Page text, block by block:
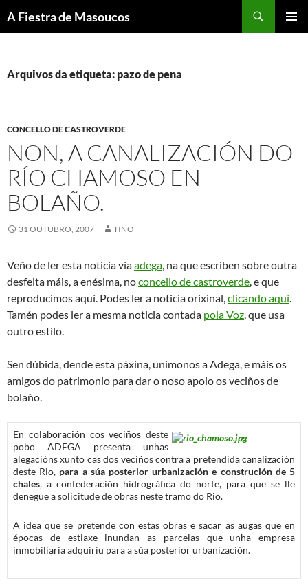
aoA Fiestra de Masoucos
Arquivos da etiqueta: pazo de pena
CONCELLO DE CASTROVERDE
NON, A CANALIZACIÓN DO
RÍO CHAMOSO EN
BOLAÑO.
31 OUTUBRO, 2007 TINO
Veño de ler esta noticia víaadega, na que escriben sobre outra
desfeita máis, a enésima, noconcello de castroverde, e que
reproducimos aquí. Podes ler a noticia orixinal,clicando aquí.
Tamén podes ler a mesma noticia contada pola Voz, que usa
outro estilo.
Sen dúbida, dende esta páxina, unímonos a Adega, e máis os
amigos do patrimonio para dar o noso apoio os veciños de
bolaño.
En colaboración cos veciños deste
pobo ADEGA presenta unhas
alegacións xunto cas dos veciños contra a pretendida canalización
deste Rio, para a súa posterior urbanización e construción de 5
chales, a confederación hidrográfica do norte, para que se lle
denegue a solicitude de obras neste tramo do Rio.
A idea que se pretende con estas obras e sacar as augas que en
épocas de estiaxe inundan as parcelas que unha empresa
inmobiliaria adquiriu para a súa posterior urbanización.